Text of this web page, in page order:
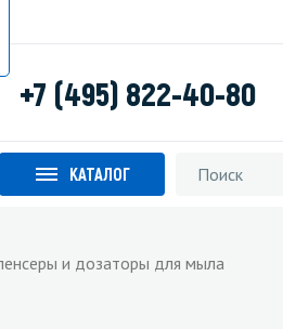
+7 (495) 822-40-80
КАТАЛОГ
и дозаторы для мыла